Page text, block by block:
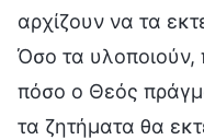
αρχίζουν να τα
Όσο τα
πόσο ο Θεός
τα ζητήματα θα